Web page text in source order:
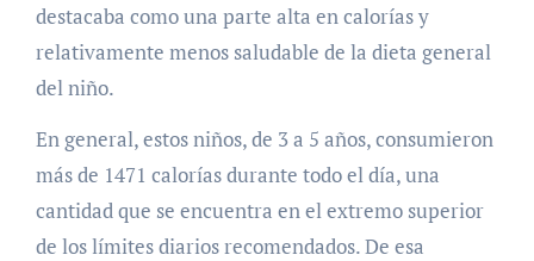
destacaba como una parte alta en calorías y
relativamente menos saludable de la dieta general
del niño.
En general, estos niños, de 3 a 5 años, consumieron
más de 1471 calorías durante todo el día, una
cantidad que se encuentra en el extremo superior
de los límites diarios recomendados. De esa